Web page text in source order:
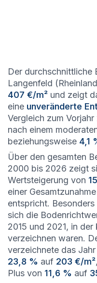
Der durchschnittliche
Langenfeld
407 €/m² und zeigt
eine unveränderte
Vergleich zum
nach einem
beziehungsweise 4,1
Über den gesamten
2000 bis 2026 zeigt
Wertsteigerung von
einer
entspricht.
sich die
2015 und 2021, in
verzeichnen waren.
verzeichnete das
23,8 % auf 203 €/m²
Plus von 11,6 % auf